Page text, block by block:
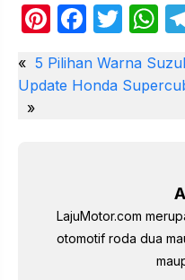
Pi
er
F
c
k
T
itt
er
at
p
« 5 Pilihan Warna
Update Honda
»
LajuMotor.com
otomotif roda dua